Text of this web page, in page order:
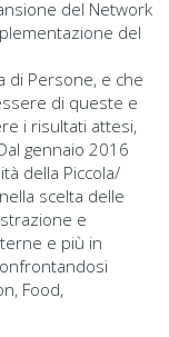
del Network
del
di Persone, e che
di queste e
i risultati attesi,
gennaio 2016
della Piccola/
scelta delle
e
e più in
Food,